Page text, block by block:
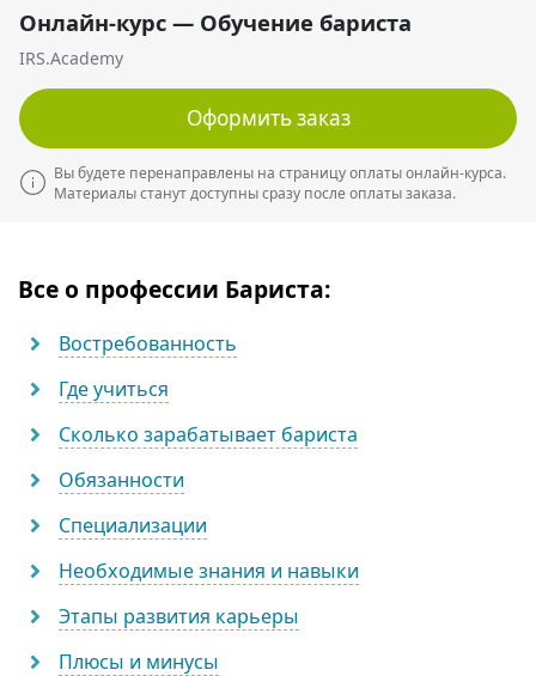
Онлайн-курс — Обучение бариста
IRS.Academy
Оформить заказ
Вы будете перенаправлены на страницу оплаты онлайн-курса.
Материалы станут доступны сразу после оплаты заказа.
Все о профессии Бариста:
Востребованность
Где учиться
Сколько зарабатывает бариста
Обязанности
Специализации
Необходимые знания и навыки
Этапы развития карьеры
Плюсы и минусы